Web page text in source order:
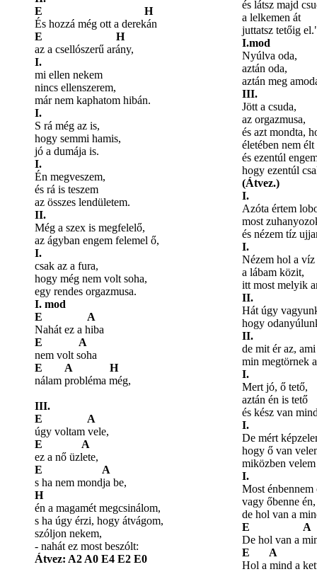
E H
És hozzá még ott a derekán
E H
az a csellószerű arány,
I.
mi ellen nekem
nincs ellenszerem,
már nem kaphatom hibán.
I.
S rá még az is,
hogy semmi hamis,
jó a dumája is.
I.
Én megveszem,
és rá is teszem
az összes lendületem.
II.
Még a szex is megfelelő,
az ágyban engem felemel ő,
I.
csak az a fura,
hogy még nem volt soha,
egy rendes orgazmusa.
I. mod
E A
Nahát ez a hiba
E A
nem volt soha
E A H
nálam probléma még,
III.
E A
úgy voltam vele,
E A
ez a nő üzlete,
E A
s ha nem mondja be,
H
én a magamét megcsinálom,
s ha úgy érzi, hogy átvágom,
szóljon nekem,
- nahát ez most beszólt:
Átvez: A2 A0 E4 E2 E0
és látsz majd
a lelkemen át
juttatsz tetőig
I.mod
Nyúlva oda,
aztán oda,
aztán meg
III.
Jött a csuda,
az orgazmusa,
és azt mondta,
életében nem
és ezentúl
hogy ezentúl
(Átvez.)
I.
Azóta értem
most
és nézem tíz
I.
Nézem hol a
a lábam közit,
itt most melyik
II.
Hát úgy
hogy
II.
de mit ér az,
min megtörnek
I.
Mert jó, ő tető,
aztán én is tető
és kész van
I.
De mért
hogy ő van
miközben
I.
Most énbennem
vagy őbenne én,
de hol van a
E
De hol van a
E A
Hol a mind a